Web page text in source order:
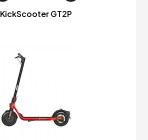
KickScooter GT2P